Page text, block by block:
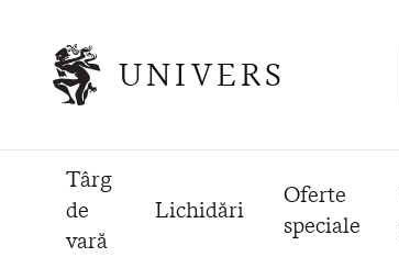
UNIVERS
Târg
de
vară
Lichidări
Oferte
speciale